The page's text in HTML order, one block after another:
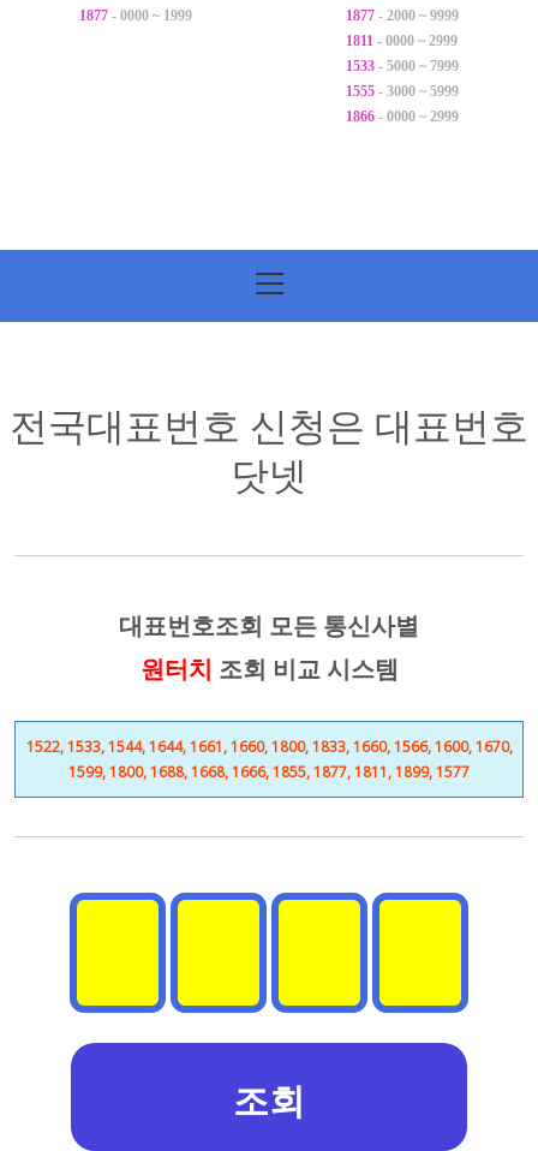
1877 - 0000 ~ 1999 1877- 2000 ~ 9999
1811 - 0000 ~ 2999
1533- 5000 ~ 7999
1555- 3000 ~ 5999
1866- 0000 ~ 2999
본
메
전국대표번호 신청은 대표번호
닷넷
대표번호조회 모든 통신사별
원터치 조회 비교 시스템
1522, 1533, 1544, 1644, 1661, 1660, 1800, 1833, 1660, 1566, 1600, 1670,
1599, 1800, 1688, 1668, 1666, 1855, 1877, 1811, 1899, 1577